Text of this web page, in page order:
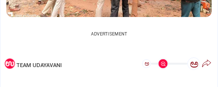
ADVERTISEMENT
TEAM UDAYAVANI ಅ ಅ